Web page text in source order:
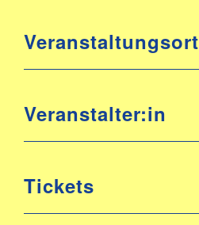
Veranstaltungsort
Veranstalter:in
Tickets